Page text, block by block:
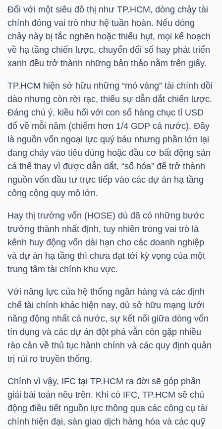
Đối với một siêu đô thị như TP.HCM, dòng chảy tài
chính đóng vai trò như hệ tuần hoàn. Nếu dòng
chảy này bị tắc nghẽn hoặc thiếu hụt, mọi kế hoạch
về hạ tầng chiến lược, chuyển đổi số hay phát triển
xanh đều trở thành những bản thảo nằm trên giấy.
TP.HCM hiện sở hữu những “mỏ vàng” tài chính dồi
dào nhưng còn rời rạc, thiếu sự dẫn dắt chiến lược.
Đáng chú ý, kiều hối với con số hàng chục tỉ USD
đổ về mỗi năm (chiếm hơn 1/4 GDP cả nước). Đây
là nguồn vốn ngoại lực quý báu nhưng phần lớn lại
đang chảy vào tiêu dùng hoặc đầu cơ bất động sản
cá thể thay vì được dẫn dắt, “số hóa” để trở thành
nguồn vốn đầu tư trực tiếp vào các dự án hạ tầng
công cộng quy mô lớn.
Hay thị trường vốn (HOSE) dù đã có những bước
trưởng thành nhất định, tuy nhiên trong vai trò là
kênh huy động vốn dài hạn cho các doanh nghiệp
và dự án hạ tầng thì chưa đạt tới kỳ vọng của một
trung tâm tài chính khu vực.
Với năng lực của hệ thống ngân hàng và các định
chế tài chính khác hiện nay, dù sở hữu mạng lưới
năng động nhất cả nước, sự kết nối giữa dòng vốn
tín dụng và các dự án đột phá vẫn còn gặp nhiều
rào cản về thủ tục hành chính và các quy định quản
trị rủi ro truyền thống.
Chính vì vậy, IFC tại TP.HCM ra đời sẽ góp phần
giải bài toán nêu trên. Khi có IFC, TP.HCM sẽ chủ
động điều tiết nguồn lực thông qua các công cụ tài
chính hiện đại, sàn giao dịch hàng hóa và các quỹ
TÀI
CHÍNH
CÁ
NHÂN
VIETSTOCKFINANCE
VĨ
MÔ
NGÀNH
DOANH
NGHIỆP
CỔ
PHIẾU
PHÁI
SINH